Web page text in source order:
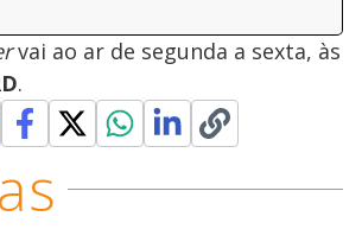
vai ao ar de segunda a sexta, às
.